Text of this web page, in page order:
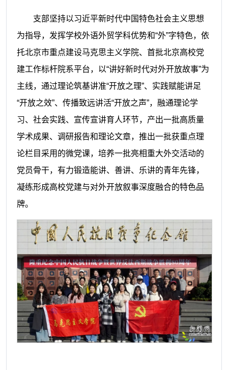
支部坚持以习近平新时代中国特色社会主义思想
为指导，发挥学校外语外贸学科优势和“外”字特色，依
托北京市重点建设马克思主义学院、首批北京高校党
建工作标杆院系平台，以“讲好新时代对外开放故事”为
主线，通过理论筑基讲准“开放之理”、实践赋能讲足
“开放之效”、传播致远讲活“开放之声”，融通理论学
习、社会实践、宣传宣讲育人环节，产出一批高质量
学术成果、调研报告和理论文章，推出一批获重点理
论栏目采用的微党课，培养一批亮相重大外交活动的
党员骨干，有力锻造能讲、善讲、乐讲的青年先锋，
凝练形成高校党建与对外开放叙事深度融合的特色品
牌。